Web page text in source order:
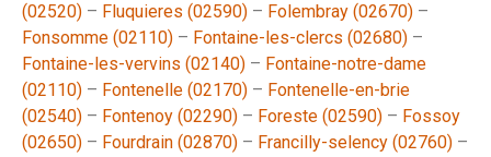
(02520) – Fluquieres (02590) – Folembray (02670) –
Fonsomme (02110) – Fontaine-les-clercs (02680) –
Fontaine-les-vervins (02140) – Fontaine-notre-dame
(02110) – Fontenelle (02170) – Fontenelle-en-brie
(02540) – Fontenoy (02290) – Foreste (02590) – Fossoy
(02650) – Fourdrain (02870) – Francilly-selency (02760) –